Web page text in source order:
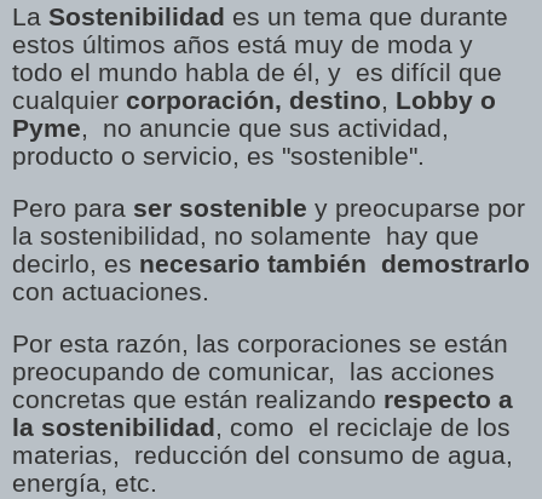
La Sostenibilidad es un tema que durante
estos últimos años está muy de moda y
todo el mundo habla de él, y es difícil que
cualquier corporación, destino, Lobby o
Pyme, no anuncie que sus actividad,
producto o servicio, es "sostenible".
Pero para ser sostenible y preocuparse por
la sostenibilidad, no solamente hay que
decirlo, es necesario también demostrarlo
con actuaciones.
Por esta razón, las corporaciones se están
preocupando de comunicar, las acciones
concretas que están realizando respecto a
la sostenibilidad, como el reciclaje de los
materias, reducción del consumo de agua,
energía, etc.